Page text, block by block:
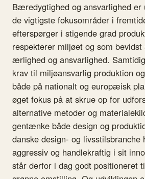
Bæredygtighed og ansvarlighed
de vigtigste fokusområder i
efterspørger i stigende grad
respekterer miljøet og som
ærlighed og ansvarlighed.
krav til miljøansvarlig produktion
både på nationalt og europæisk
øget fokus på at skrue op for
alternative metoder og
gentænke både design og
danske design- og
aggressiv og handlekraftig i sit
står derfor i dag godt positioneret